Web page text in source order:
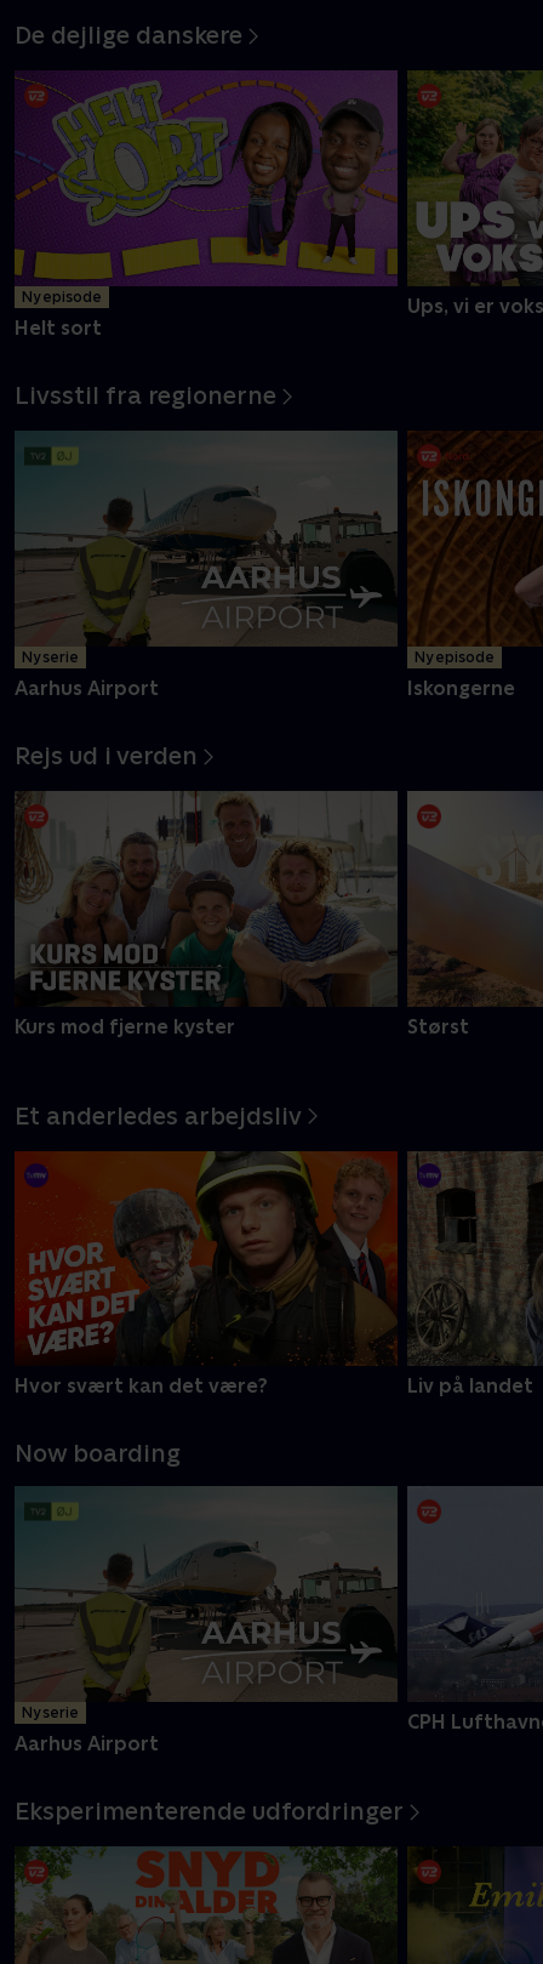
De dejlige danskere
Ny episode
Helt sort
Ups, vi er
Livsstil fra regionerne
Ny serie
Aarhus Airport
Ny episode
Iskongerne
Rejs ud i verden
Kurs mod fjerne kyster Størst
Et anderledes arbejdsliv
Hvor svært kan det være? Liv på landet
Now boarding
Ny serie
Aarhus Airport
CPH
Eksperimenterende udfordringer